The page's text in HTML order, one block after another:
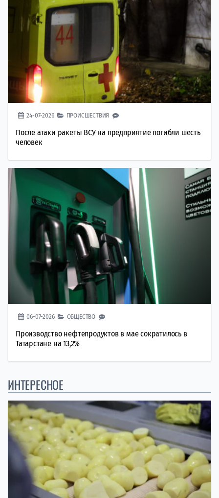
24-07-2026 ПРОИСШЕСТВИЯ
После атаки ракеты ВСУ на предприятие погибли шесть
человек
06-07-2026 ОБЩЕСТВО
Производство нефтепродуктов в мае сократилось в
Татарстане на 13,2%
ИНТЕРЕСНОЕ